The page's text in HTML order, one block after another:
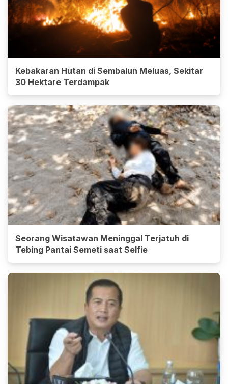
Kebakaran Hutan di Sembalun Meluas, Sekitar
30 Hektare Terdampak
Seorang Wisatawan Meninggal Terjatuh di
Tebing Pantai Semeti saat Selfie